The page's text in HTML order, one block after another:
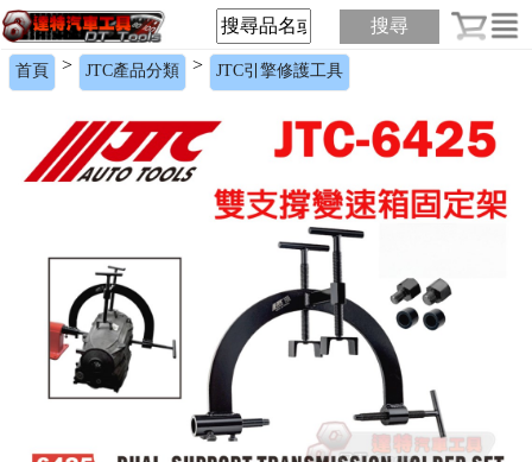
搜尋
首頁 > JTC產品分類 > JTC引擎修護工具